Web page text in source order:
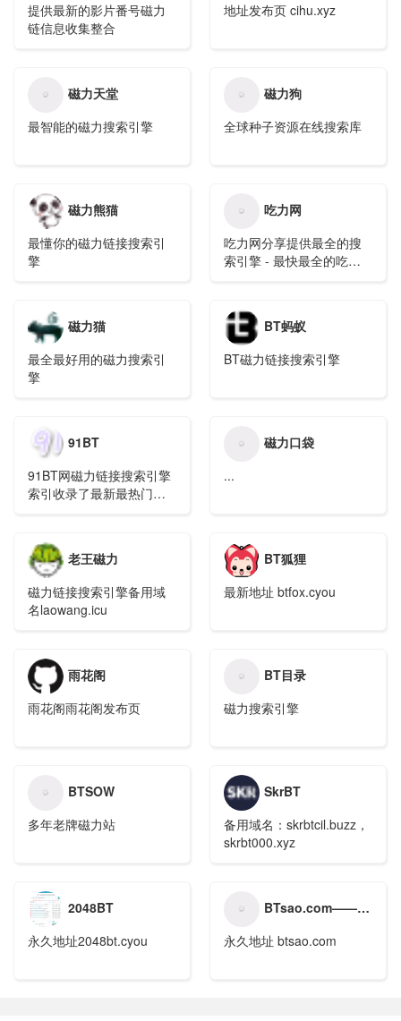
提供最新的影片番号磁力
链信息收集整合
地址发布页 cihu.xyz
磁力天堂
最智能的磁力搜索引擎
磁力狗
全球种子资源在线搜索库
磁力熊猫
最懂你的磁力链接搜索引
擎
吃力网
吃力网分享提供最全的搜
索引擎 - 最快最全的吃力
磁力猫
最全最好用的磁力搜索引
擎
BT蚂蚁
BT磁力链接搜索引擎
91BT
91BT网磁力链接搜索引擎
索引收录了最新最热门的
力搜索功能，上亿级的数
据量是您下载电影、音
乐、游戏、小说、电子
书、动漫等BT种子磁力链
接的最佳种子搜索神器。
磁力口袋
...
老王磁力
磁力链接搜索引擎备用域
名laowang.icu
BT狐狸
最新地址 btfox.cyou
雨花阁
雨花阁雨花阁发布页
BT目录
磁力搜索引擎
BTSOW
多年老牌磁力站
SkrBT
备用域名：skrbtcil.buzz，
skrbt000.xyz
2048BT
永久地址2048bt.cyou
BTsao.com——全球领先的种子搜索引擎
永久地址 btsao.com